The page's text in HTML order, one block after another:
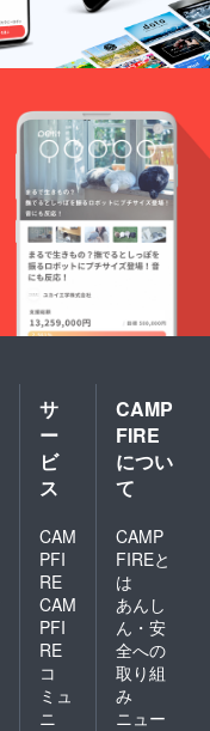
サ
ー
ビ
ス
CAM
PFI
RE
CAM
PFI
RE
コ
ミュ
ニ
CAMP
FIRE
につい
て
CAMP
FIREと
は
あんし
ん・安
全への
取り組
み
ニュー